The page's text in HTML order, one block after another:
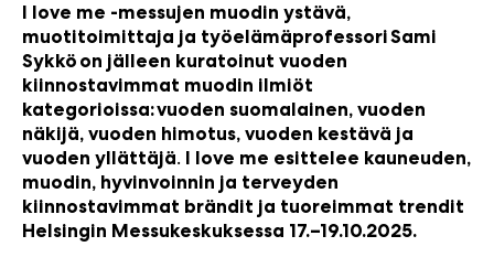
I love me -messujen muodin ystävä,
muotitoimittaja ja työelämäprofessori Sami
Sykkö on jälleen kuratoinut vuoden
kiinnostavimmat muodin ilmiöt
kategorioissa: vuoden suomalainen, vuoden
näkijä, vuoden himotus, vuoden kestävä ja
vuoden yllättäjä. I love me esittelee kauneuden,
muodin, hyvinvoinnin ja terveyden
kiinnostavimmat brändit ja tuoreimmat trendit
Helsingin Messukeskuksessa 17.–19.10.2025.